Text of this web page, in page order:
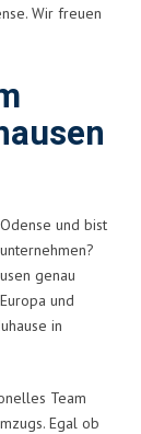
Wir freuen
und bist
genau
und
in
Team
Egal ob